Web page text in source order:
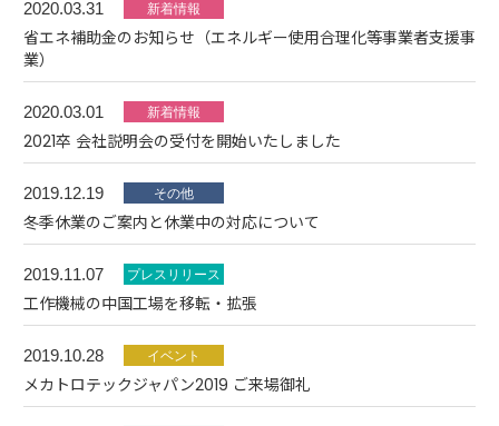
2020.03.31
省エネ補助金のお知らせ（エネルギー使用合理化等事業者支援事
業）
2020.03.01
2021卒 会社説明会の受付を開始いたしました
2019.12.19
冬季休業のご案内と休業中の対応について
2019.11.07
工作機械の中国工場を移転・拡張
2019.10.28
メカトロテックジャパン2019 ご来場御礼